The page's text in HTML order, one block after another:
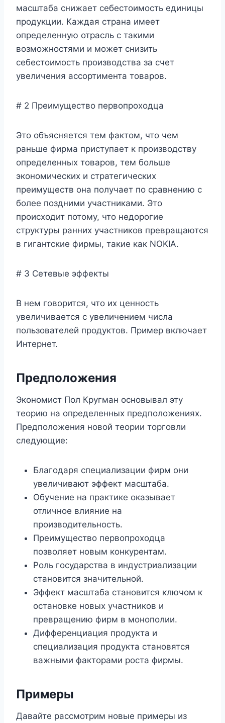
масштаба снижает себестоимость единицы
продукции. Каждая страна имеет
определенную отрасль с такими
возможностями и может снизить
себестоимость производства за счет
увеличения ассортимента товаров.
# 2 Преимущество первопроходца
Это объясняется тем фактом, что чем
раньше фирма приступает к производству
определенных товаров, тем больше
экономических и стратегических
преимуществ она получает по сравнению с
более поздними участниками. Это
происходит потому, что недорогие
структуры ранних участников превращаются
в гигантские фирмы, такие как NOKIA.
# 3 Сетевые эффекты
В нем говорится, что их ценность
увеличивается с увеличением числа
пользователей продуктов. Пример включает
Интернет.
Предположения
Экономист Пол Кругман основывал эту
теорию на определенных предположениях.
Предположения новой теории торговли
следующие:
Благодаря специализации фирм они
увеличивают эффект масштаба.
Обучение на практике оказывает
отличное влияние на
производительность.
Преимущество первопроходца
позволяет новым конкурентам.
Роль государства в индустриализации
становится значительной.
Эффект масштаба становится ключом к
остановке новых участников и
превращению фирм в монополии.
Дифференциация продукта и
специализация продукта становятся
важными факторами роста фирмы.
Примеры
Давайте рассмотрим новые примеры из